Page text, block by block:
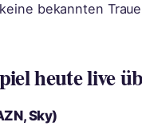
bekannten
heute live
Sky)